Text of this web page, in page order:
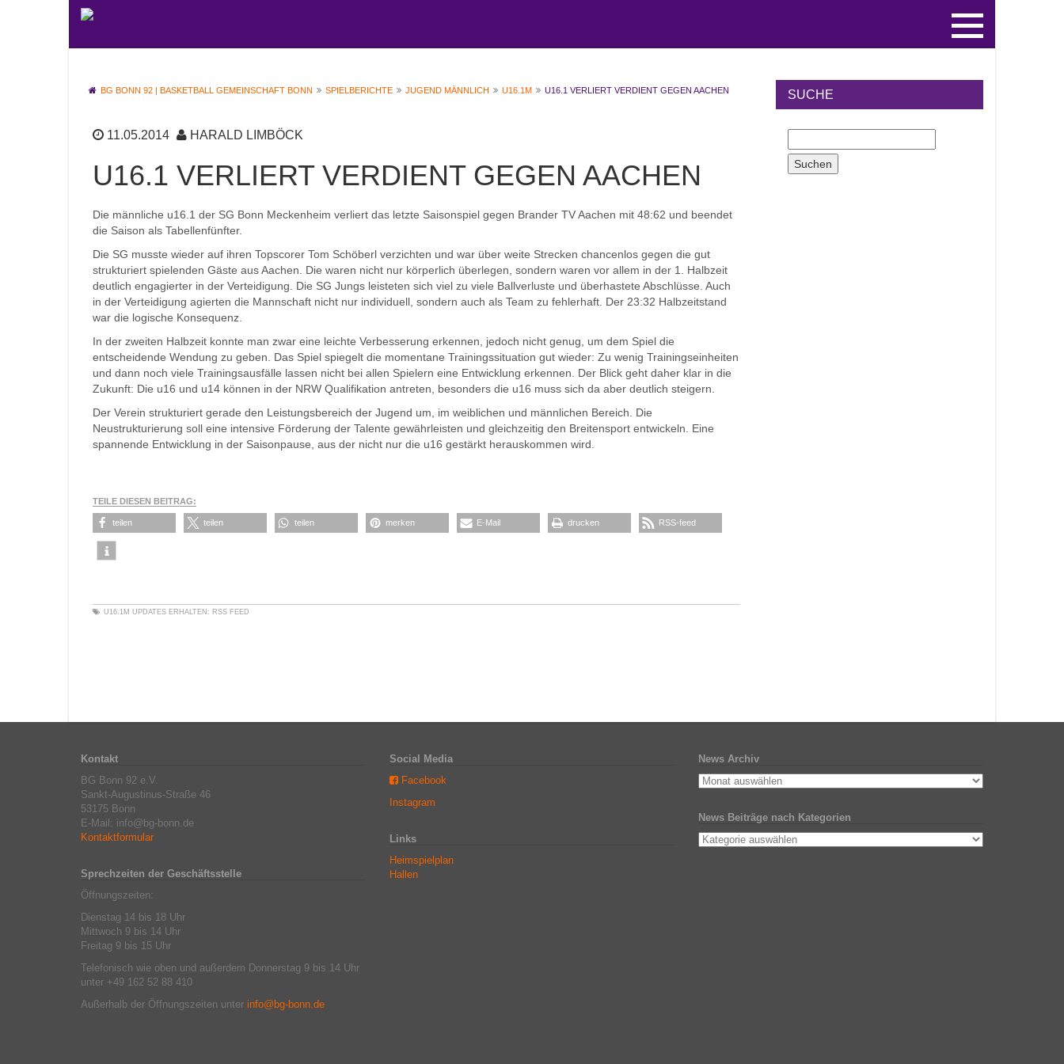
BG BONN 92 | BASKETBALL GEMEINSCHAFT BONN SPIELBERICHTE JUGEND MÄNNLICH U16.1M U16.1 VERLIERT VERDIENT GEGEN AACHEN
11.05.2014 HARALD LIMBÖCK
U16.1 VERLIERT VERDIENT GEGEN AACHEN
Die männliche u16.1 der SG Bonn Meckenheim verliert das letzte Saisonspiel gegen Brander TV Aachen mit 48:62 und beendet
die Saison als Tabellenfünfter.
Die SG musste wieder auf ihren Topscorer Tom Schöberl verzichten und war über weite Strecken chancenlos gegen die gut
strukturiert spielenden Gäste aus Aachen.
Die waren nicht nur körperlich überlegen, sondern waren vor allem in der 1. Halbzeit
deutlich engagierter in der Verteidigung. Die SG Jungs leisteten sich viel zu viele Ballverluste und überhastete Abschlüsse. Auch
in der Verteidigung agierten die Mannschaft nicht nur individuell, sondern auch als Team zu fehlerhaft. Der 23:32 Halbzeitstand
war die logische Konsequenz.
In der zweiten Halbzeit konnte man zwar eine leichte Verbesserung erkennen, jedoch nicht genug, um dem Spiel die
entscheidende Wendung zu geben. Das Spiel spiegelt die momentane Trainingssituation gut wieder: Zu wenig Trainingseinheiten
und dann noch viele Trainingsausfälle lassen nicht bei allen Spielern eine Entwicklung erkennen. Der Blick geht daher klar in die
Zukunft: Die u16 und u14 können in der NRW Qualifikation antreten, besonders die u16 muss sich da aber deutlich steigern.
Der Verein strukturiert gerade den Leistungsbereich der Jugend um, im weiblichen und männlichen Bereich. Die
Neustrukturierung soll eine intensive Förderung der Talente gewährleisten und gleichzeitig den Breitensport entwickeln. Eine
spannende Entwicklung in der Saisonpause, aus der nicht nur die u16 gestärkt herauskommen wird.
TEILE DIESEN BEITRAG:
teilen teilen teilen merken E-Mail drucken RSS-feed
U16.1M UPDATES ERHALTEN: RSS FEED
SUCHE
Kontakt
BG Bonn 92 e.V.
Sankt-Augustinus-Straße 46
53175 Bonn
E-Mail: info@bg-bonn.de
Kontaktformular
Sprechzeiten der Geschäftsstelle
Öffnungszeiten:
Dienstag 14 bis 18 Uhr
Mittwoch 9 bis 14 Uhr
Freitag 9 bis 15 Uhr
Telefonisch wie oben und außerdem Donnerstag 9 bis 14 Uhr
unter +49 162 52 88 410
Außerhalb der Öffnungszeiten unter info@bg-bonn.de
Social Media
Facebook
Instagram
Links
Heimspielplan
Hallen
News Archiv
News Beiträge nach Kategorien